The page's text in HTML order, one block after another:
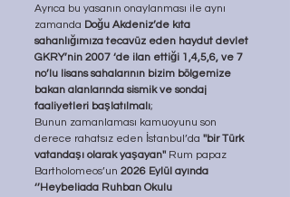
Ayrıca bu yasanın onaylanması ile aynı
zamanda Doğu Akdeniz’de kıta
sahanlığımıza tecavüz eden haydut devlet
GKRY’nin 2007 ‘de ilan ettiği 1,4,5,6, ve 7
no’lu lisans sahalarının bizim bölgemize
bakan alanlarında sismik ve sondaj
faaliyetleri başlatılmalı;
Bunun zamanlaması kamuoyunu son
derece rahatsız eden İstanbul’da ''bir Türk
vatandaşı olarak yaşayan'' Rum papaz
Bartholomeos’un 2026 Eylül ayında
‘’Heybeliada Ruhban Okulu